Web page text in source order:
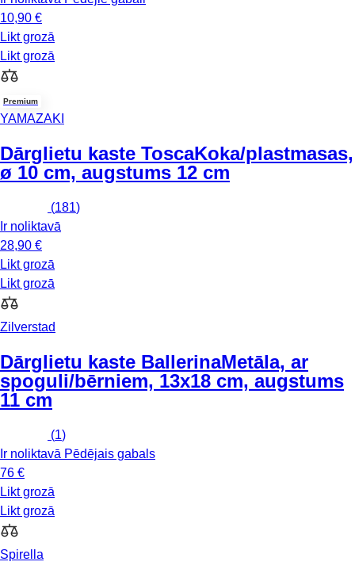
10,90 €
Likt grozā
Likt grozā
Premium
YAMAZAKI
Dārglietu kaste ToscaKoka/plastmasas,
ø 10 cm, augstums 12 cm
(181)
Ir noliktavā
28,90 €
Likt grozā
Likt grozā
Zilverstad
Dārglietu kaste BallerinaMetāla, ar
spoguli/bērniem, 13x18 cm, augstums
11 cm
(1)
Ir noliktavā Pēdējais gabals
76 €
Likt grozā
Likt grozā
Spirella